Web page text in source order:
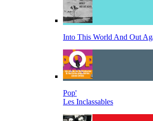
Into This World And Out
Pop'
Les Inclassables